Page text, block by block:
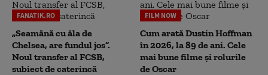
FANATIK.RO
„Seamănă cu ăla de
Chelsea, are fundul jos”.
Noul transfer al FCSB,
subiect de caterincă
FILM NOW
Cum arată Dustin Hoffman
în 2026, la 89 de ani. Cele
mai bune filme și rolurile
de Oscar